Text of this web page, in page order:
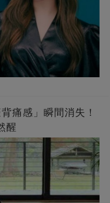
痛感」瞬間消失！
醒